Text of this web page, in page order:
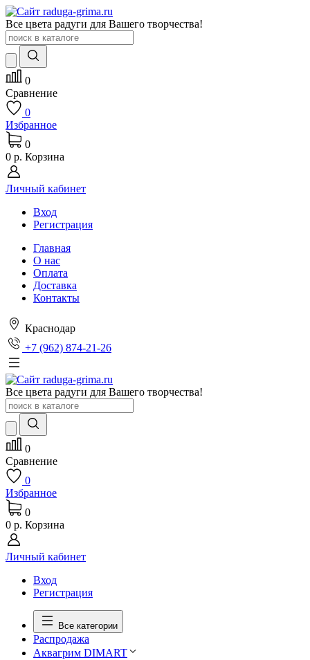
Все цвета радуги для Вашего творчества!
0
Сравнение
0
Избранное
0
0 р. Корзина
Личный кабинет
Вход
Регистрация
Главная
О нас
Оплата
Доставка
Контакты
Краснодар
+7 (962) 874-21-26
Все цвета радуги для Вашего творчества!
0
Сравнение
0
Избранное
0
0 р. Корзина
Личный кабинет
Вход
Регистрация
Все категории
Распродажа
Аквагрим DIMART